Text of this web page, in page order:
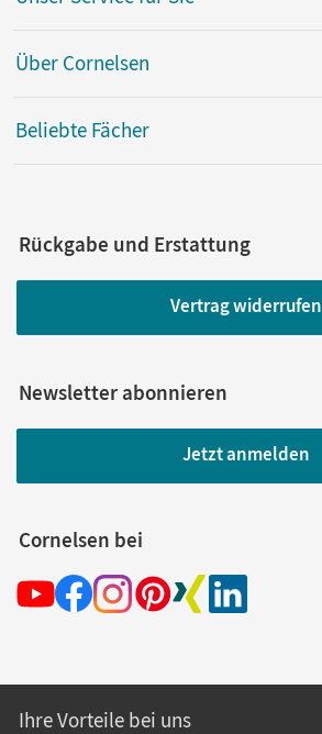
Über Cornelsen
Beliebte Fächer
Rückgabe und Erstattung
Vertrag widerrufen
Newsletter abonnieren
Jetzt anmelden
Cornelsen bei
Ihre Vorteile bei uns